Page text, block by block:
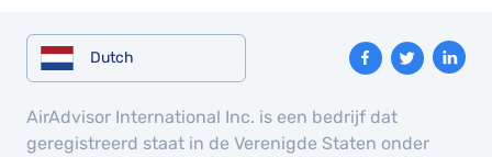
Dutch
AirAdvisor International Inc. is een bedrijf dat
geregistreerd staat in de Verenigde Staten onder